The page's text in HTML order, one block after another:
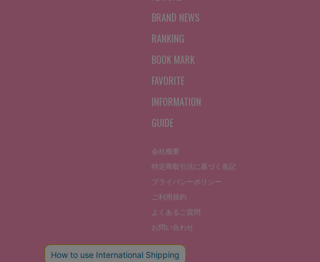
BRAND NEWS
RANKING
BOOK MARK
FAVORITE
INFORMATION
GUIDE
会社概要
特定商取引法に基づく表記
プライバシーポリシー
ご利用規約
よくあるご質問
お問い合わせ